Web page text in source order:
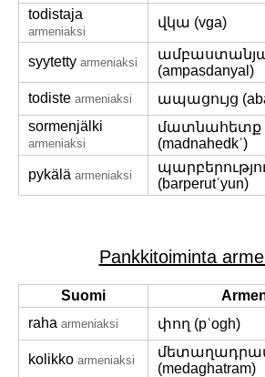
todistaja
armeniaksi
վկա (vga)
syytetty armeniaksi
(ampasdanyal)
todiste armeniaksi
ապացույց
sormenjälki
armeniaksi
մատնահետք
(madnahedkʿ)
pykälä armeniaksi
(barperutʿyun)
Pankkitoiminta
Suomi
raha armeniaksi փող (pʿogh)
kolikko armeniaksi
(medaghatram)